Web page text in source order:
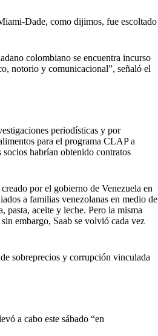
Dade, como dijimos, fue escoltado
colombiano se encuentra incurso
notorio y comunicacional”, señaló el
periodísticas y por
para el programa CLAP a
habrían obtenido contratos
por el gobierno de Venezuela en
a familias venezolanas en medio de
pasta, aceite y leche. Pero la misma
embargo, Saab se volvió cada vez
sobreprecios y corrupción vinculada
a cabo este sábado “en